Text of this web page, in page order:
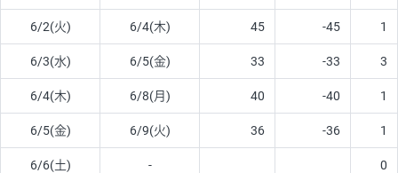
6/2(火) 6/4(木) 45 -45 1
6/3(水) 6/5(金) 33 -33 3
6/4(木) 6/8(月) 40 -40 1
6/5(金) 6/9(火) 36 -36 1
6/6(土) - 0